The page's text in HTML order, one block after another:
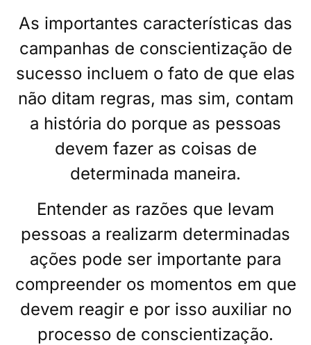
As importantes características das
campanhas de conscientização de
sucesso incluem o fato de que elas
não ditam regras, mas sim, contam
a história do porque as pessoas
devem fazer as coisas de
determinada maneira.
Entender as razões que levam
pessoas a realizarm determinadas
ações pode ser importante para
compreender os momentos em que
devem reagir e por isso auxiliar no
processo de conscientização.